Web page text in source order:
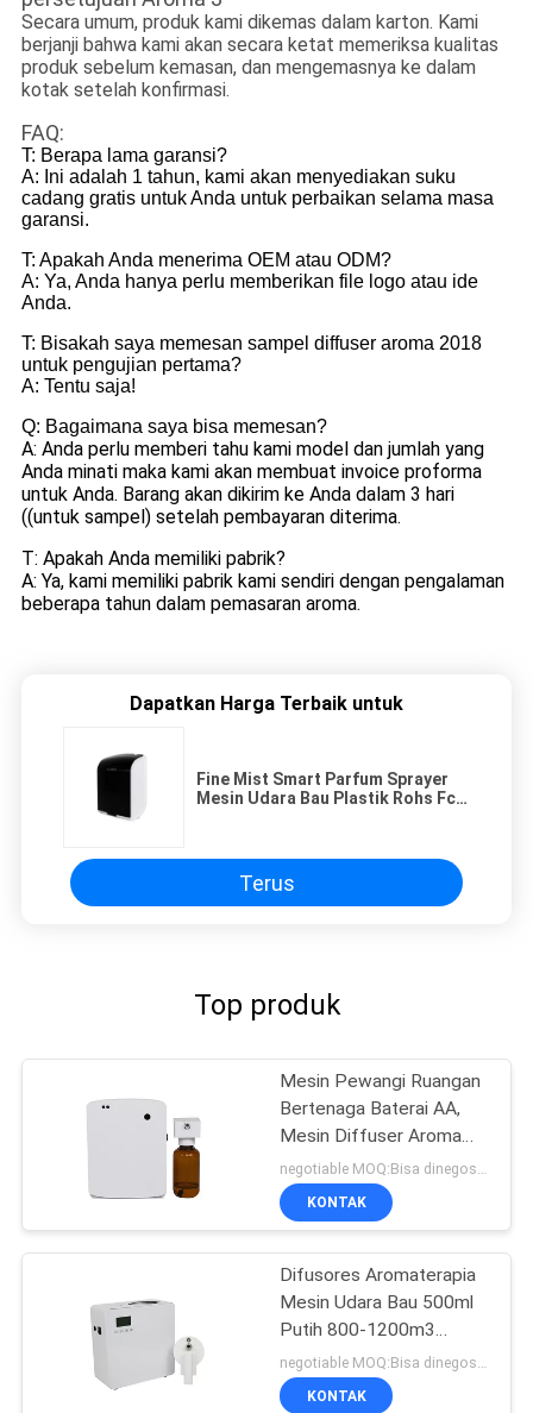
Secara umum, produk kami dikemas dalam karton. Kami
berjanji bahwa kami akan secara ketat memeriksa kualitas
produk sebelum kemasan, dan mengemasnya ke dalam
kotak setelah konfirmasi.
FAQ:
T: Berapa lama garansi?
A: Ini adalah 1 tahun, kami akan menyediakan suku
cadang gratis untuk Anda untuk perbaikan selama masa
garansi.
T: Apakah Anda menerima OEM atau ODM?
A: Ya, Anda hanya perlu memberikan file logo atau ide
Anda.
T: Bisakah saya memesan sampel diffuser aroma 2018
untuk pengujian pertama?
A: Tentu saja!
Q: Bagaimana saya bisa memesan?
A: Anda perlu memberi tahu kami model dan jumlah yang
Anda minati maka kami akan membuat invoice proforma
untuk Anda. Barang akan dikirim ke Anda dalam 3 hari
((untuk sampel) setelah pembayaran diterima.
T: Apakah Anda memiliki pabrik?
A: Ya, kami memiliki pabrik kami sendiri dengan pengalaman
beberapa tahun dalam pemasaran aroma.
Dapatkan Harga Terbaik untuk
Fine Mist Smart Parfum Sprayer
Mesin Udara Bau Plastik Rohs Fcc
Terus
Top produk
Mesin Pewangi Ruangan
Bertenaga Baterai AA,
Mesin Diffuser Aroma
Untuk Toilet
KONTAK
Difusores Aromaterapia
Mesin Udara Bau 500ml
Putih 800-1200m3
Penutup Bau
KONTAK